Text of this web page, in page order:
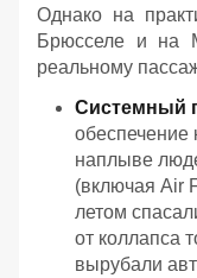
Однако на
Брюсселе и на
реальному
Системный
обеспечение
наплыве
(включая Air
летом
от коллапса
вырубали